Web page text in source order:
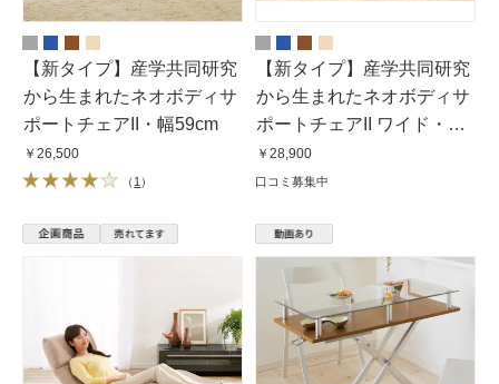
【新タイプ】産学共同研究
から生まれたネオボディサ
ポートチェアII・幅59cm
￥26,500
（ 1 ）
【新タイプ】産学共同研究
から生まれたネオボディサ
ポートチェアII ワイド・幅
67cm
￥28,900
口コミ募集中